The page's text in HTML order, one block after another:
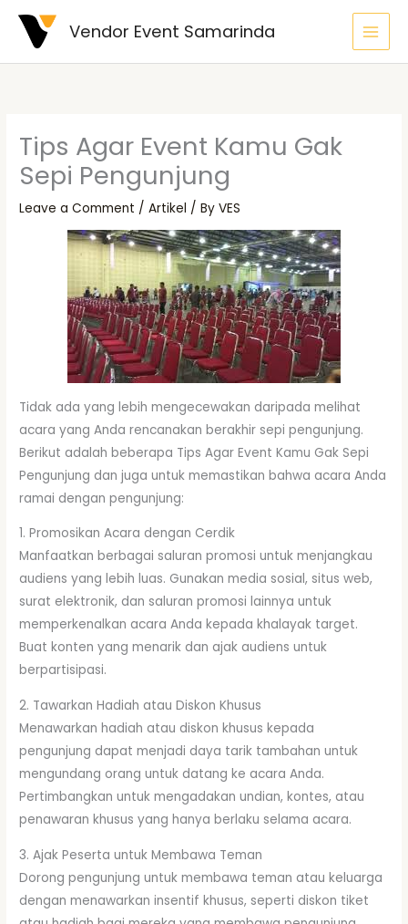
Skip
Vendor Event Samarinda
Tips Agar Event Kamu Gak
Sepi Pengunjung
Leave a Comment /Artikel / ByVES
Tidak ada yang lebih mengecewakan daripada melihat
acara yang Anda rencanakan berakhir sepi pengunjung.
Berikut adalah beberapa Tips Agar Event Kamu Gak Sepi
Pengunjung dan juga untuk memastikan bahwa acara Anda
ramai dengan pengunjung:
1. Promosikan Acara dengan Cerdik
Manfaatkan berbagai saluran promosi untuk menjangkau
audiens yang lebih luas. Gunakan media sosial, situs web,
surat elektronik, dan saluran promosi lainnya untuk
memperkenalkan acara Anda kepada khalayak target.
Buat konten yang menarik dan ajak audiens untuk
berpartisipasi.
2. Tawarkan Hadiah atau Diskon Khusus
Menawarkan hadiah atau diskon khusus kepada
pengunjung dapat menjadi daya tarik tambahan untuk
mengundang orang untuk datang ke acara Anda.
Pertimbangkan untuk mengadakan undian, kontes, atau
penawaran khusus yang hanya berlaku selama acara.
3. Ajak Peserta untuk Membawa Teman
Dorong pengunjung untuk membawa teman atau keluarga
dengan menawarkan insentif khusus, seperti diskon tiket